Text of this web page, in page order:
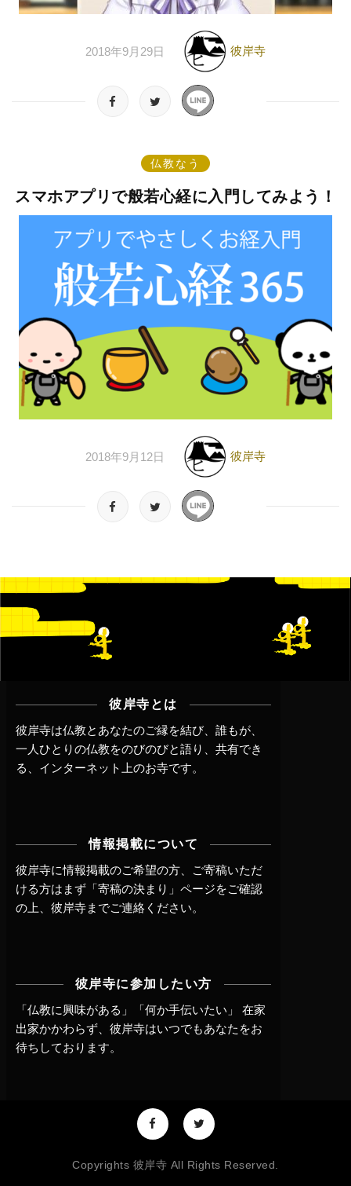
2018年9月29日 彼岸寺
仏教なう
スマホアプリで般若心経に入門してみよう！
2018年9月12日 彼岸寺
彼岸寺とは
彼岸寺は仏教とあなたのご縁を結び、誰もが、
一人ひとりの仏教をのびのびと語り、共有でき
る、インターネット上のお寺です。
情報掲載について
彼岸寺に情報掲載のご希望の方、ご寄稿いただ
ける方はまず 「寄稿の決まり」ページをご確認
の上、 彼岸寺までご連絡 ください。
彼岸寺に参加したい方
「仏教に興味がある」「何か手伝いたい」 在家
出家かかわらず、 彼岸寺はいつでもあなたをお
待ちしております。
Copyrights 彼岸寺 All Rights Reserved.